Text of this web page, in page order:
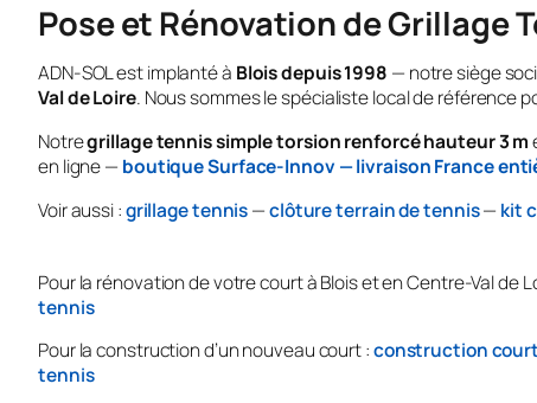
Pose et Rénovation de Grillage
ADN-SOL est implanté à Blois depuis 1998 — notre siège
Val de Loire. Nous sommes le spécialiste local de référence
Notregrillage tennis simple torsion renforcé hauteur 3 m
en ligne — boutique Surface-Innov — livraison France
Voir aussi :grillage tennis—clôture terrain de tennis— kit
Pour la rénovation de votre court à Blois et en Centre-Val de
tennis
Pour la construction d’un nouveau court :construction
tennis